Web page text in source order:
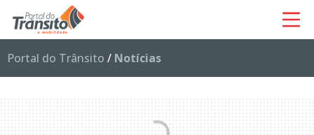
Portal do Trânsito / Notícias